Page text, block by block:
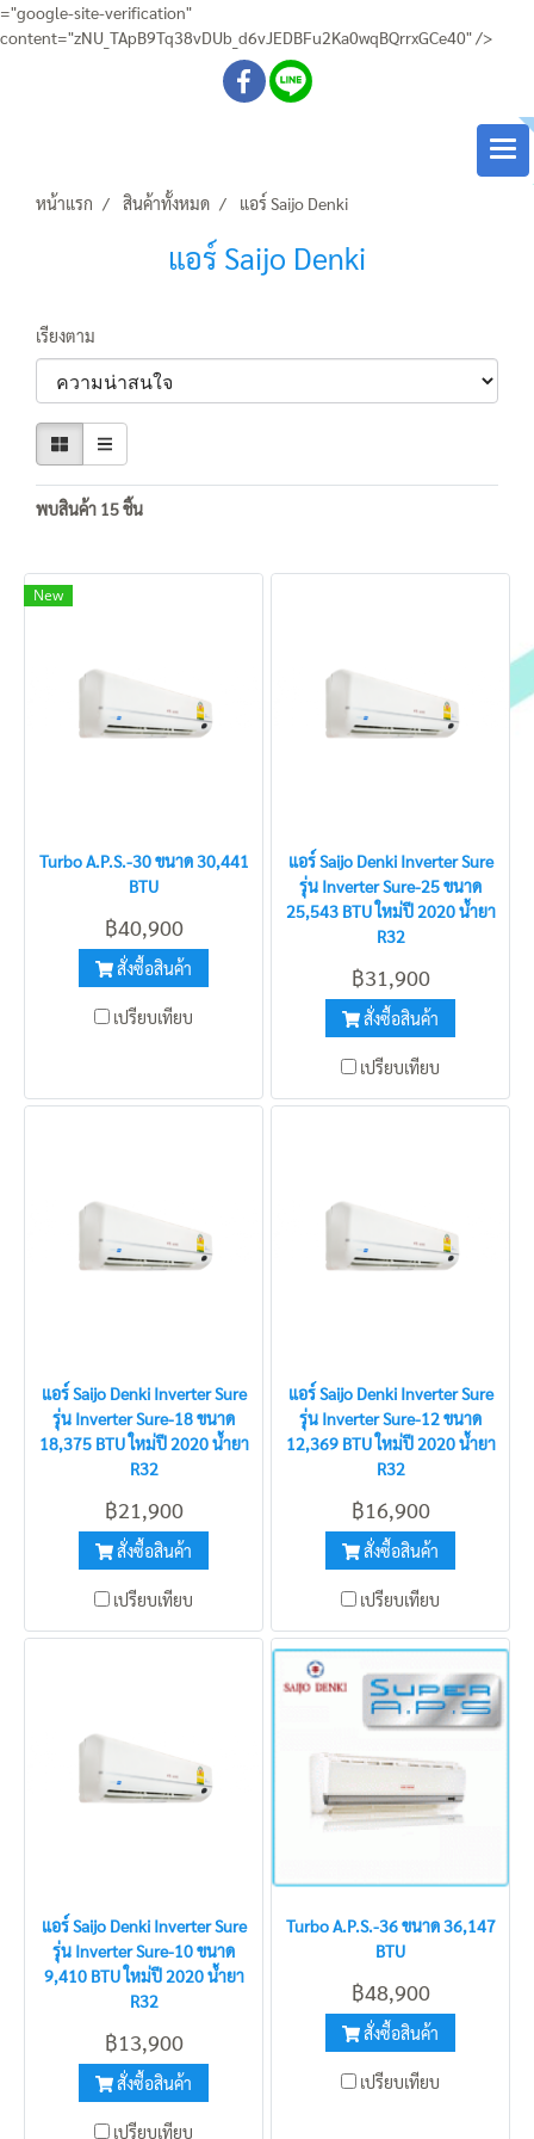
="google-site-verification"
content="zNU_TApB9Tq38vDUb_d6vJEDBFu2Ka0wqBQrrxGCe40" />
หน้าแรก สินค้าทั้งหมด แอร์ Saijo Denki
แอร์ Saijo Denki
เรียงตาม
พบสินค้า 15 ชิ้น
New
Turbo A.P.S.-30 ขนาด 30,441
BTU
฿40,900
สั่งซื้อสินค้า
เปรียบเทียบ
แอร์ Saijo Denki Inverter Sure
รุ่น Inverter Sure-25 ขนาด
25,543 BTU ใหม่ปี 2020 น้ำยา
R32
฿31,900
สั่งซื้อสินค้า
เปรียบเทียบ
แอร์ Saijo Denki Inverter Sure
รุ่น Inverter Sure-18 ขนาด
18,375 BTU ใหม่ปี 2020 น้ำยา
R32
฿21,900
สั่งซื้อสินค้า
เปรียบเทียบ
แอร์ Saijo Denki Inverter Sure
รุ่น Inverter Sure-12 ขนาด
12,369 BTU ใหม่ปี 2020 น้ำยา
R32
฿16,900
สั่งซื้อสินค้า
เปรียบเทียบ
แอร์ Saijo Denki Inverter Sure
รุ่น Inverter Sure-10 ขนาด
9,410 BTU ใหม่ปี 2020 น้ำยา
R32
฿13,900
สั่งซื้อสินค้า
เปรียบเทียบ
Turbo A.P.S.-36 ขนาด 36,147
BTU
฿48,900
สั่งซื้อสินค้า
เปรียบเทียบ